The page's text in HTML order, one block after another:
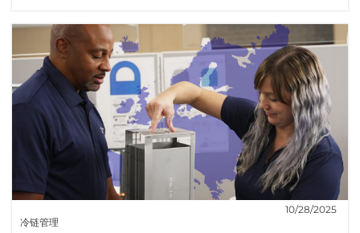
冷链管理
10/28/2025